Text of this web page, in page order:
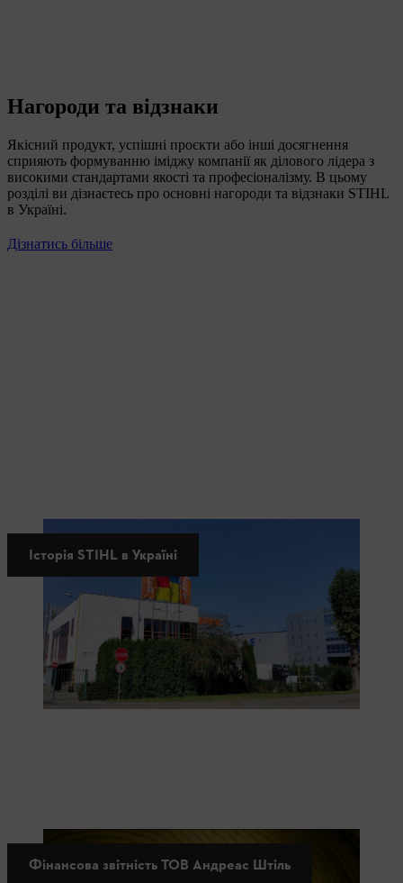
Нагороди та відзнаки
Якісний продукт, успішні проєкти або інші досягнення
сприяють формуванню іміджу компанії як ділового лідера з
високими стандартами якості та професіоналізму. В цьому
розділі ви дізнаєтесь про основні нагороди та відзнаки STIHL
в Україні.
Дізнатись більше
Історія STIHL в Україні
Фінансова звітність ТОВ Андреас Штіль